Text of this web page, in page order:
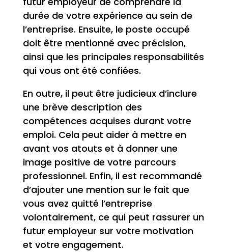
durée de votre expérience au sein de
l’entreprise. Ensuite, le poste occupé
doit être mentionné avec précision,
ainsi que les principales responsabilités
qui vous ont été confiées.
En outre, il peut être judicieux d’inclure
une brève description des
compétences acquises durant votre
emploi. Cela peut aider à mettre en
avant vos atouts et à donner une
image positive de votre parcours
professionnel. Enfin, il est recommandé
d’ajouter une mention sur le fait que
vous avez quitté l’entreprise
volontairement, ce qui peut rassurer un
futur employeur sur votre motivation
et votre engagement.